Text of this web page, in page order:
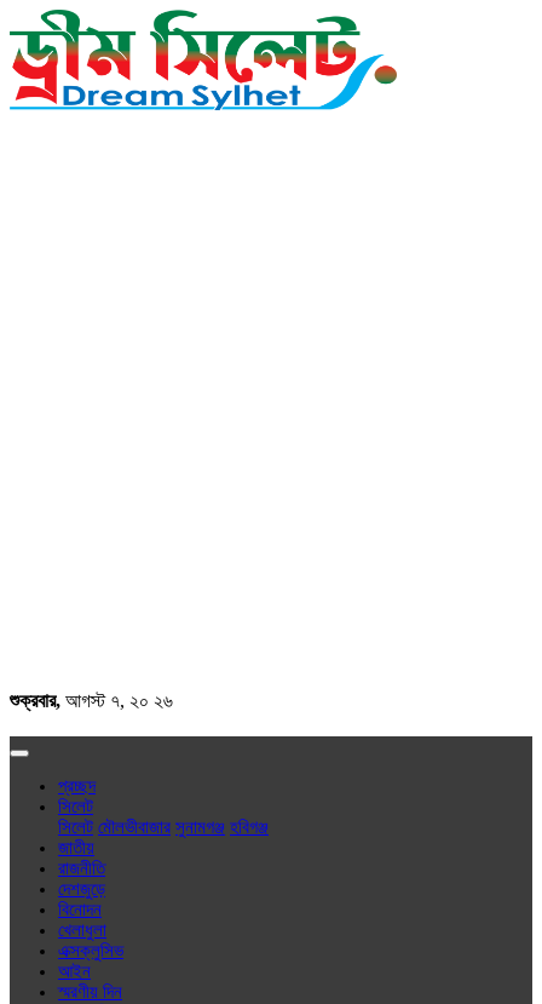
শুক্রবার, আগস্ট ৭, ২০ ২৬
প্রচ্ছদ
সিলেট
সিলেট মৌলভীবাজার সুনামগঞ্জ হবিগঞ্জ
জাতীয়
রাজনীতি
দেশজুড়ে
বিনোদন
খেলাধুলা
এক্সক্লু‌সিভ
আইন
স্মরণীয় দিন